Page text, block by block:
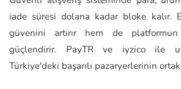
iade süresi dolana kadar bloke kalır.
güvenini artırır hem de
güçlendirir. PayTR ve iyzico ile
Türkiye'deki başarılı pazaryerlerinin